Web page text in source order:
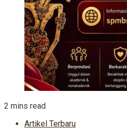
2 mins read
Artikel Terbaru